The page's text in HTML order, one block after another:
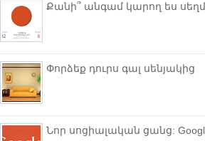
Քանի՞ անգամ կարող ես
Փորձեք դուրս գալ սենյակից
Նոր սոցիալական ցանց: